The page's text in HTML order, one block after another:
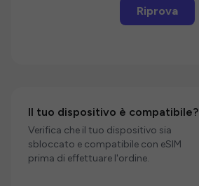
Riprova
Il tuo dispositivo è compatibile?
Verifica che il tuo dispositivo sia
sbloccato e compatibile con eSIM
prima di effettuare l'ordine.